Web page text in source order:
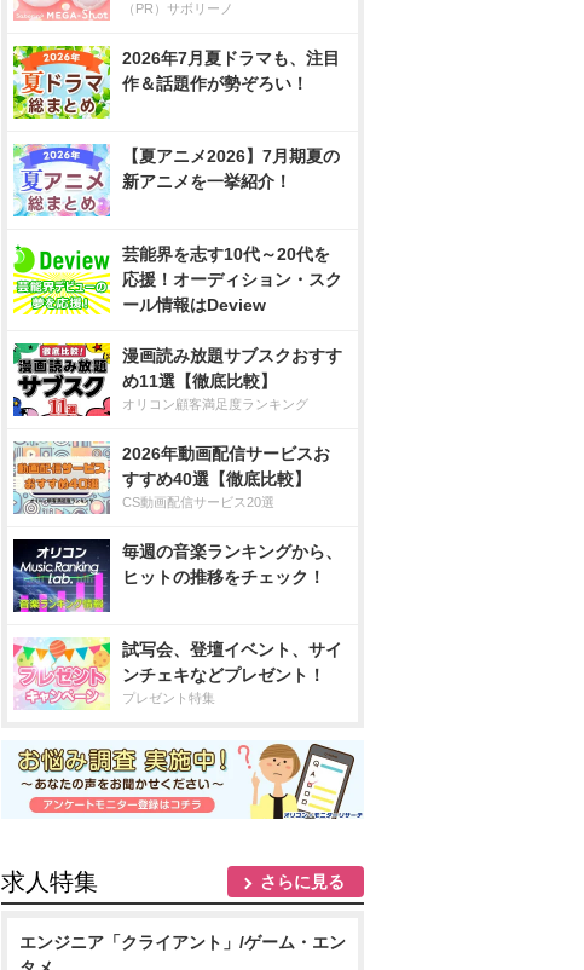
（PR）サボリーノ
2026年7月夏ドラマも、注目
作＆話題作が勢ぞろい！
【夏アニメ2026】7月期夏の
新アニメを一挙紹介！
芸能界を志す10代～20代を
応援！オーディション・スク
ール情報はDeview
漫画読み放題サブスクおすす
め11選【徹底比較】
オリコン顧客満足度ランキング
2026年動画配信サービスお
すすめ40選【徹底比較】
CS動画配信サービス20選
毎週の音楽ランキングから、
ヒットの推移をチェック！
試写会、登壇イベント、サイ
ンチェキなどプレゼント！
プレゼント特集
求人特集 さらに見る
エンジニア「クライアント」/ゲーム・エン